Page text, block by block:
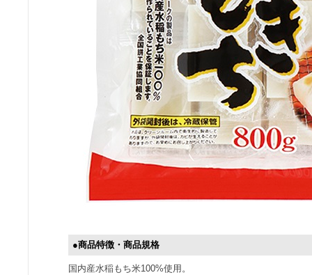
●商品特徴・商品規格
国内産水稲もち米100%使用。